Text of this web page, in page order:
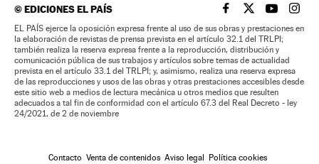
©EDICIONES EL PAÍS EL PAÍS BRASIL EN
EL PAÍSEL PAÍS
EL
EL PAÍS ejerce la oposición expresa frente al uso de sus obras y prestaciones en
la elaboración de revistas de prensa prevista en el artículo 32.1 del TRLPI;
también realiza la reserva expresa frente a la reproducción, distribución y
comunicación pública de sus trabajos y artículos sobre temas de actualidad
prevista en el artículo 33.1 del TRLPI; y, asimismo, realiza una reserva expresa
de las reproducciones y usos de las obras y otras prestaciones accesibles desde
este sitio web a medios de lectura mecánica u otros medios que resulten
adecuados a tal fin de conformidad con el artículo 67.3 del Real Decreto - ley
24/2021, de 2 de noviembre
Contacto Venta de contenidos Aviso legal
Política cookies